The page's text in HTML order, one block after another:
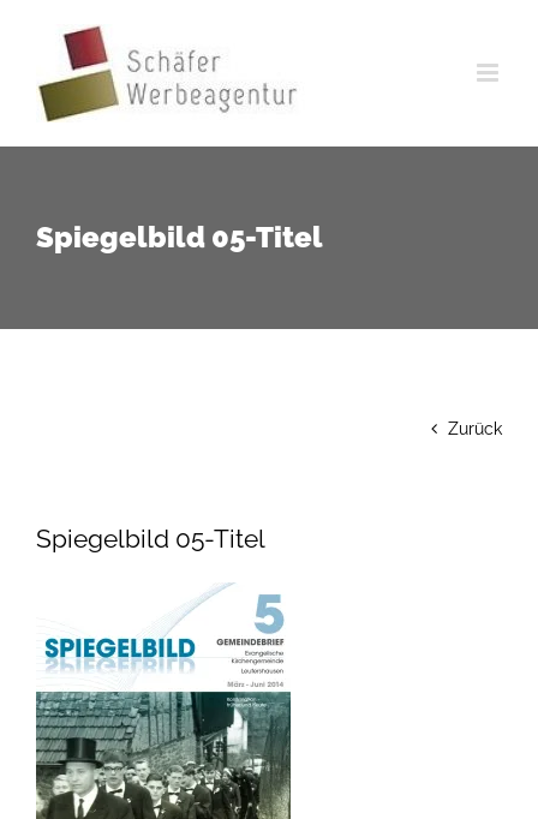
springen
Spiegelbild 05-Titel
Zurück
Spiegelbild 05-Titel